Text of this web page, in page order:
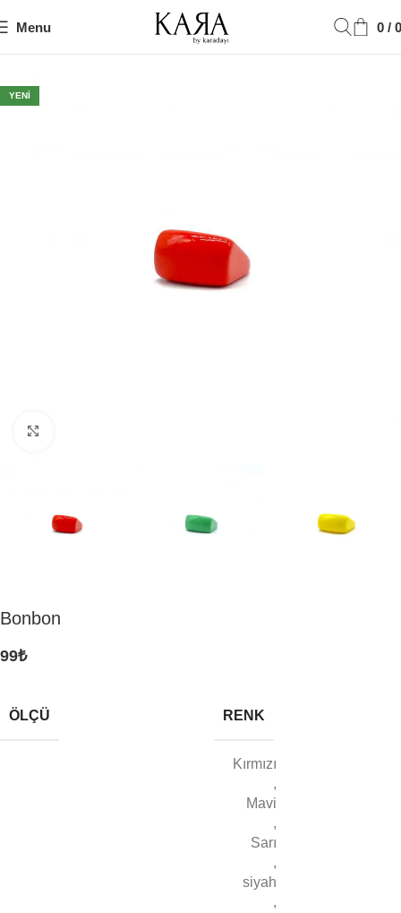
Menu 0 / 0
YENI
Bonbon
99₺
ÖLÇÜ RENK
Kırmızı
,
Mavi
,
Sarı
,
siyah
,